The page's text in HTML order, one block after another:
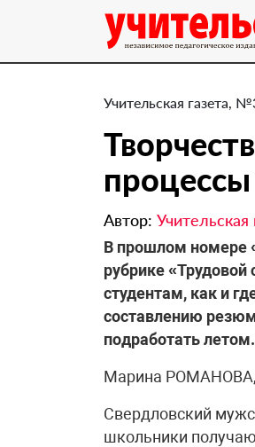
Учительская газета,
Автор: Учительская
В прошлом номере
рубрике
студентам, как и
составлению
подработать летом.
Марина РОМАНОВА,
Свердловский
школьники